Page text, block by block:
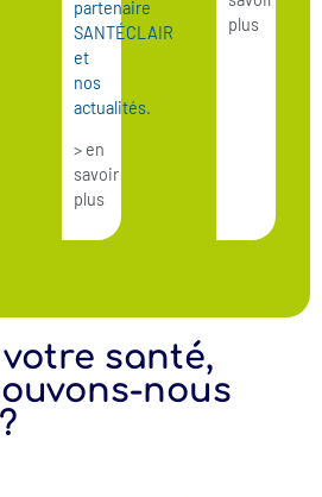
partenaire
SANTÉCLAIR
et
nos
actualités.
> en
savoir
plus
plus
santé,
nous